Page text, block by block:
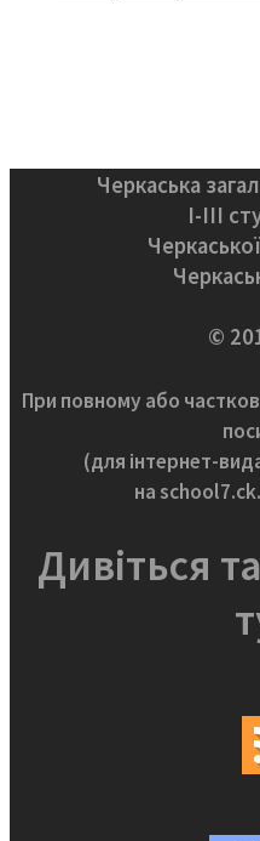
Черкаська
І-ІІІ
©
При повному або
(для інтернет-
на
Дивіться